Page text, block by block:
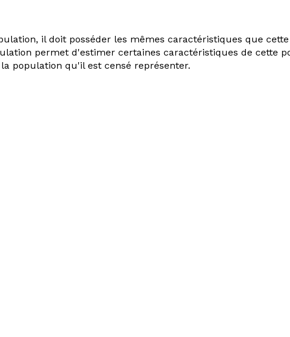
il doit posséder les mêmes caractéristiques que
permet d'estimer certaines caractéristiques de cette
population qu'il est censé représenter.